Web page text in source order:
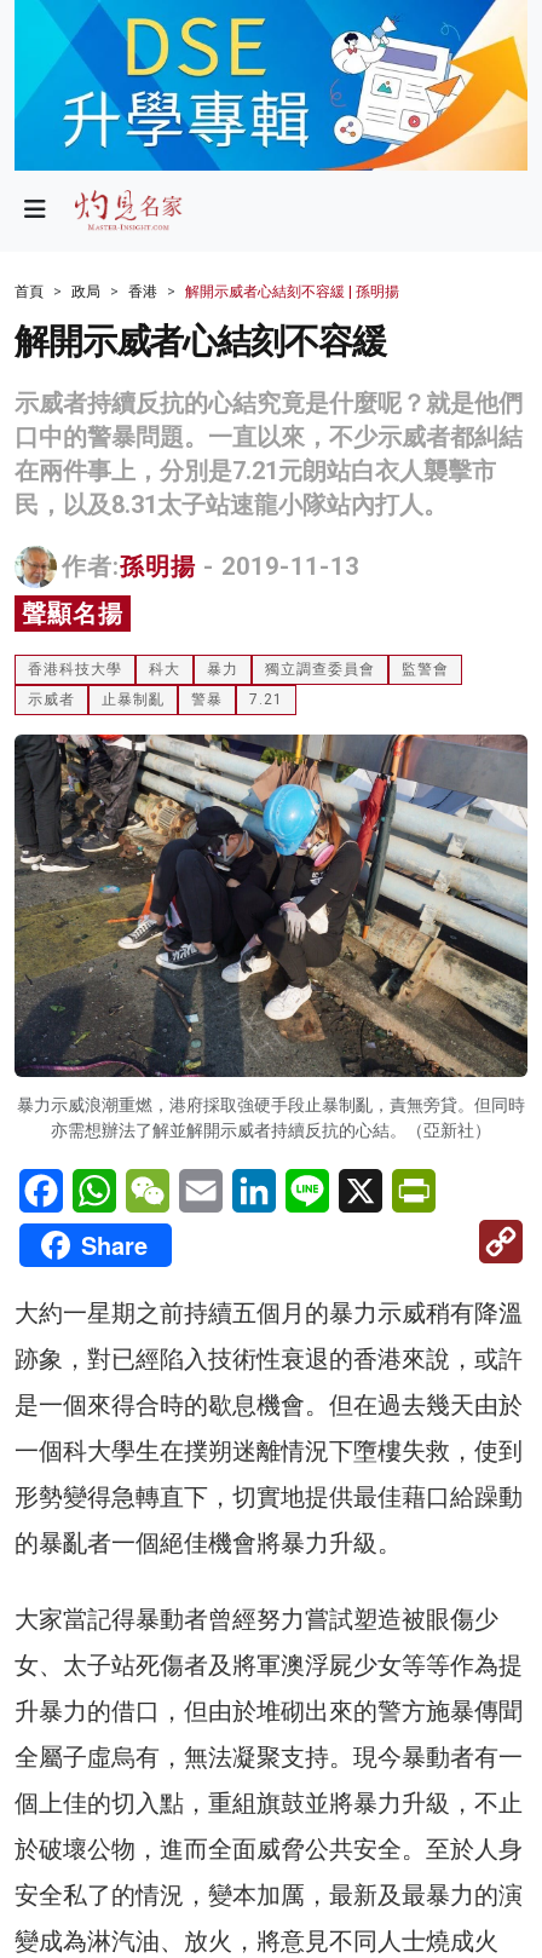
政局
財經
生活
商業
科技
名家榜
灼見活動
關於我們
首頁 政局 香港 解開示威者心結刻不容緩 | 孫明揚
解開示威者心結刻不容緩
示威者持續反抗的心結究竟是什麼呢？就是他們
口中的警暴問題。一直以來，不少示威者都糾結
在兩件事上，分別是7.21元朗站白衣人襲擊市
民，以及8.31太子站速龍小隊站內打人。
作者:孫明揚 - 2019-11-13
聲顯名揚
香港科技大學 科大 暴力 獨立調查委員會
監警會
示威者
止暴制亂 警暴 7.21
暴力示威浪潮重燃，港府採取強硬手段止暴制亂，責無旁貸。但同時
亦需想辦法了解並解開示威者持續反抗的心結。（亞新社）
FacebookWhatsAppWeChatEmail LinkedInLine X
Share
大約一星期之前持續五個月的暴力示威稍有降溫
跡象，對已經陷入技術性衰退的香港來說，或許
是一個來得合時的歇息機會。但在過去幾天由於
一個科大學生在撲朔迷離情況下墮樓失救，使到
形勢變得急轉直下，切實地提供最佳藉口給躁動
的暴亂者一個絕佳機會將暴力升級。
大家當記得暴動者曾經努力嘗試塑造被眼傷少
女、太子站死傷者及將軍澳浮屍少女等等作為提
升暴力的借口，但由於堆砌出來的警方施暴傳聞
全屬子虛烏有，無法凝聚支持。現今暴動者有一
個上佳的切入點，重組旗鼓並將暴力升級，不止
於破壞公物，進而全面威脅公共安全。至於人身
安全私了的情況，變本加厲，最新及最暴力的演
變成為淋汽油、放火，將意見不同人士燒成火